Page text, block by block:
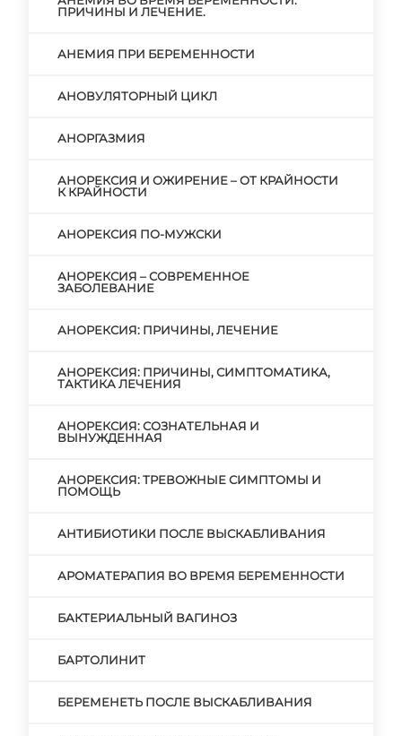
ПРИЧИНЫ И ЛЕЧЕНИЕ.
АНЕМИЯ ПРИ БЕРЕМЕННОСТИ
АНОВУЛЯТОРНЫЙ ЦИКЛ
АНОРГАЗМИЯ
АНОРЕКСИЯ И ОЖИРЕНИЕ – ОТ КРАЙНОСТИ
К КРАЙНОСТИ
АНОРЕКСИЯ ПО-МУЖСКИ
АНОРЕКСИЯ – СОВРЕМЕННОЕ
ЗАБОЛЕВАНИЕ
АНОРЕКСИЯ: ПРИЧИНЫ, ЛЕЧЕНИЕ
АНОРЕКСИЯ: ПРИЧИНЫ, СИМПТОМАТИКА,
ТАКТИКА ЛЕЧЕНИЯ
АНОРЕКСИЯ: СОЗНАТЕЛЬНАЯ И
ВЫНУЖДЕННАЯ
АНОРЕКСИЯ: ТРЕВОЖНЫЕ СИМПТОМЫ И
ПОМОЩЬ
АНТИБИОТИКИ ПОСЛЕ ВЫСКАБЛИВАНИЯ
АРОМАТЕРАПИЯ ВО ВРЕМЯ БЕРЕМЕННОСТИ
БАКТЕРИАЛЬНЫЙ ВАГИНОЗ
БАРТОЛИНИТ
БЕРЕМЕНЕТЬ ПОСЛЕ ВЫСКАБЛИВАНИЯ